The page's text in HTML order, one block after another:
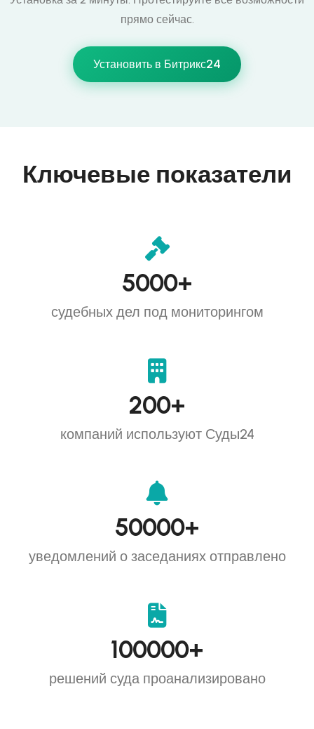
прямо сейчас.
Установить в Битрикс24
Ключевые показатели
5000+
судебных дел под мониторингом
200+
компаний используют Суды24
50000+
уведомлений о заседаниях отправлено
100000+
решений суда проанализировано